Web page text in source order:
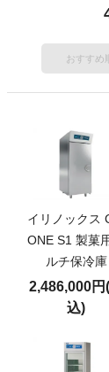
おすすめ
イリノックス
ONE S1 製菓
ルチ保冷庫
2,486,000円
込)